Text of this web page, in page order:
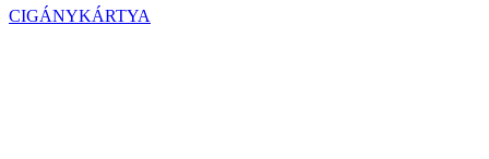
CIGÁNYKÁRTYA